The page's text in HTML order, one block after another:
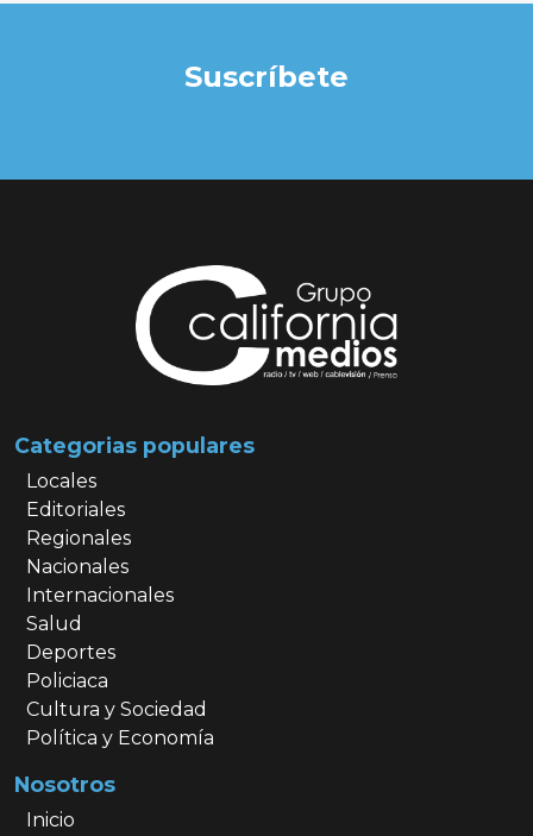
Suscríbete
Categorias populares
Locales
Editoriales
Regionales
Nacionales
Internacionales
Salud
Deportes
Policiaca
Cultura y Sociedad
Política y Economía
Nosotros
Inicio